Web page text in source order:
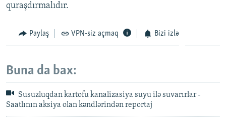
quraşdırmalıdır.
Paylaş VPN-siz açmaq Bizi izlə
Buna da bax:
Susuzluqdan kartofu kanalizasiya suyu ilə suvarırlar -
Saatlının aksiya olan kəndlərindən reportaj